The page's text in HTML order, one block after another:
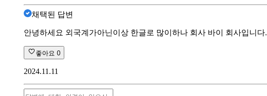
채택된 답변
안녕하세요 외국계가아닌이상 한글로 많이하나 회사 바이 회사입니다.
좋아요 0
2024.11.11